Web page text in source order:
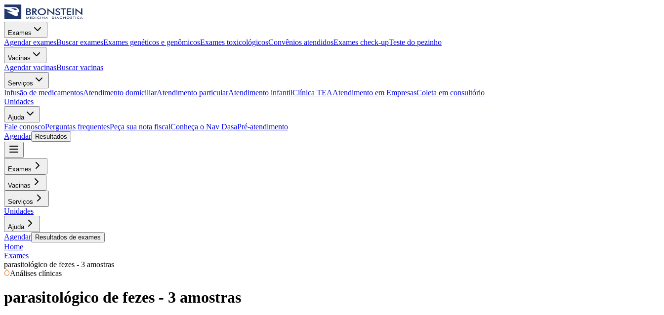
Exames
Agendar examesBuscar examesExames genéticos e genômicosExames toxicológicosConvênios atendidosExames check-upTeste do pezinho
Vacinas
Agendar vacinasBuscar vacinas
Serviços
Infusão de medicamentosAtendimento domiciliarAtendimento particularAtendimento infantilClínica TEAAtendimento em EmpresasColeta em consultório
Unidades
Ajuda
Fale conoscoPerguntas frequentesPeça sua nota fiscalConheça o Nav DasaPré-atendimento
Agendar
Resultados
Exames
Vacinas
Serviços
Unidades
Ajuda
Agendar Resultados de exames
Home
Exames
parasitológico de fezes - 3 amostras
Análises clínicas
parasitológico de fezes - 3 amostras